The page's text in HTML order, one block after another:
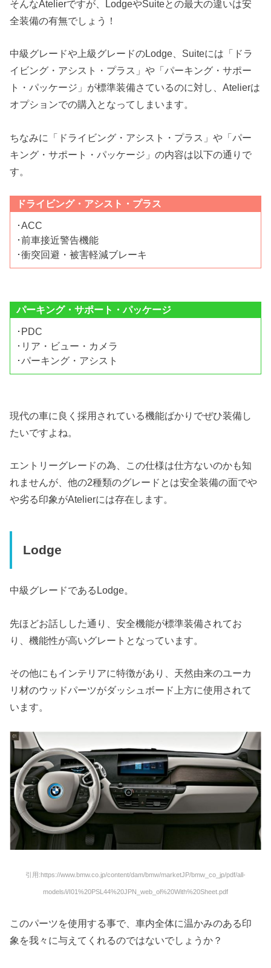
そんなAtelierですが、LodgeやSuiteとの最大の違いは安
全装備の有無でしょう！
中級グレードや上級グレードのLodge、Suiteには「ドラ
イビング・アシスト・プラス」や「パーキング・サポー
ト・パッケージ」が標準装備さているのに対し、Atelierは
オプションでの購入となってしまいます。
ちなみに「ドライビング・アシスト・プラス」や「パー
キング・サポート・パッケージ」の内容は以下の通りで
す。
ドライビング・アシスト・プラス
･ACC
･前車接近警告機能
･衝突回避・被害軽減ブレーキ
パーキング・サポート・パッケージ
･PDC
･リア・ビュー・カメラ
･パーキング・アシスト
現代の車に良く採用されている機能ばかりでぜひ装備し
たいですよね。
エントリーグレードの為、この仕様は仕方ないのかも知
れませんが、他の2種類のグレードとは安全装備の面でや
や劣る印象がAtelierには存在します。
Lodge
中級グレードであるLodge。
先ほどお話しした通り、安全機能が標準装備されてお
り、機能性が高いグレートとなっています。
その他にもインテリアに特徴があり、天然由来のユーカ
リ材のウッドパーツがダッシュボード上方に使用されて
います。
引用:https://www.bmw.co.jp/content/dam/bmw/marketJP/bmw_co_jp/pdf/all-
models/i/I01%20PSL44%20JPN_web_ol%20With%20Sheet.pdf
このパーツを使用する事で、車内全体に温かみのある印
象を我々に与えてくれるのではないでしょうか？